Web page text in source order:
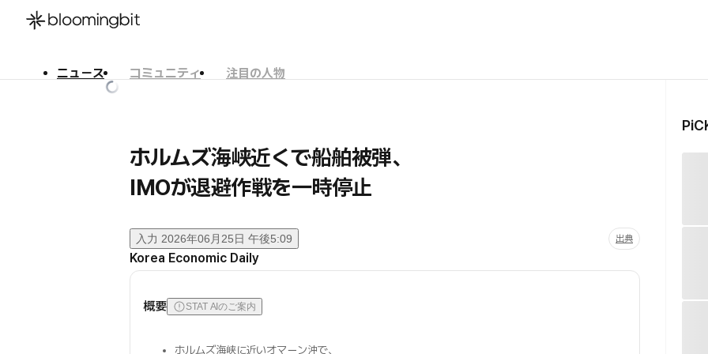
ニュース コミュニティ
注目の人物
ホルムズ海峡近くで船舶被弾、
IMOが退避作戦を一時停止
入力 2026年06月25日 午後5:09 出典
Korea Economic Daily
概要 STAT AIのご案内
ホルムズ海峡に近いオマーン沖で、